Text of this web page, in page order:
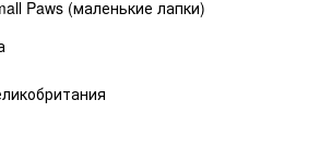
Paws (маленькие лапки)